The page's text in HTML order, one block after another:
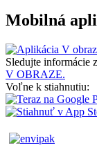
Mobilná
Sledujte informácie
V OBRAZE.
Voľne k stiahnutiu: